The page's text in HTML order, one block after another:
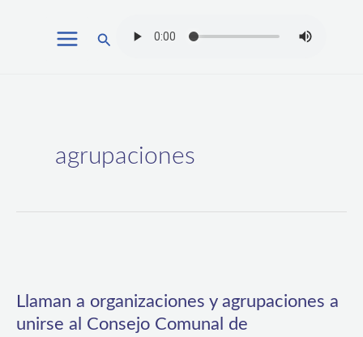
Buscar
agrupaciones
Llaman a organizaciones y agrupaciones a
unirse al Consejo Comunal de
organizaciones